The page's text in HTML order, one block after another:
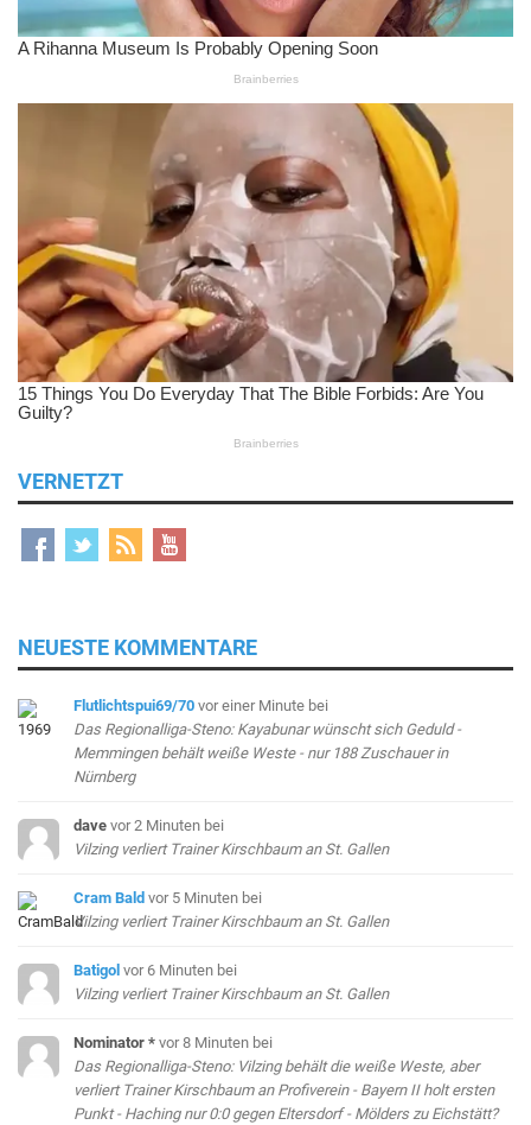
VERNETZT
NEUESTE KOMMENTARE
Flutlichtspui69/70 vor einer Minute bei
Das Regionalliga-Steno: Kayabunar wünscht sich Geduld -
Memmingen behält weiße Weste - nur 188 Zuschauer in
Nürnberg
dave vor 2 Minuten bei
Vilzing verliert Trainer Kirschbaum an St. Gallen
Cram Bald vor 5 Minuten bei
Vilzing verliert Trainer Kirschbaum an St. Gallen
Batigol vor 6 Minuten bei
Vilzing verliert Trainer Kirschbaum an St. Gallen
Nominator * vor 8 Minuten bei
Das Regionalliga-Steno: Vilzing behält die weiße Weste, aber
verliert Trainer Kirschbaum an Profiverein - Bayern II holt ersten
Punkt - Haching nur 0:0 gegen Eltersdorf - Mölders zu Eichstätt?